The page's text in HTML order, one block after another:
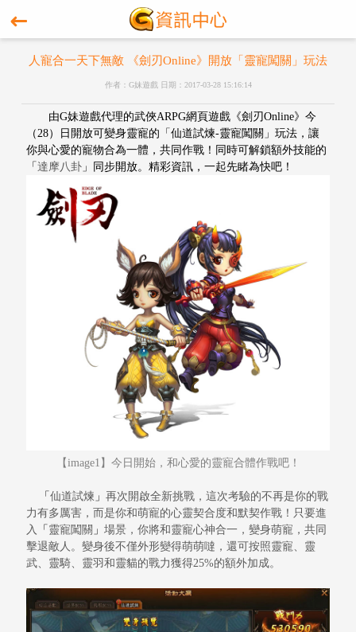
人寵合一天下無敵 《劍刃Online》開放「靈寵闖關」玩法
作者：G妹遊戲 日期：2017-03-28 15:16:14
由G妹遊戲代理的武俠ARPG網頁遊戲《劍刃 Online》 今
（28）日開放可變身靈寵的 「仙道試煉-靈寵闖關」玩法，讓
你與心愛的寵物合為一體，共同作戰！同時可解鎖額外技能的
「 達摩八卦」同步開放。 精彩資訊，一起先睹為快吧！
【 image1 】今日開始，和心愛的靈寵合體作戰吧！
「 仙道試煉 」 再次開啟全新挑戰，這次考驗的不再是你的戰
力有多厲害，而是你和萌寵的心靈契合度和默契作戰！只要進
入
「 靈寵闖關 」 場景，你將和靈寵心神合一，變身萌寵，共同
擊退敵人。變身後不僅外形變得萌萌噠，還可按照靈寵、靈
武、靈騎、靈羽和靈貓的戰力獲得25%的額外加成。